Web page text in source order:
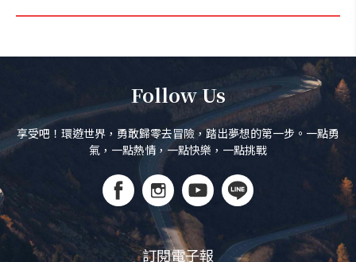
Follow Us
享受吧！環遊世界，勇敢歸零去冒險，踏出夢想的第一步。一點勇
氣，一點熱情，一點快樂，一點挑戰
訂閱電子報